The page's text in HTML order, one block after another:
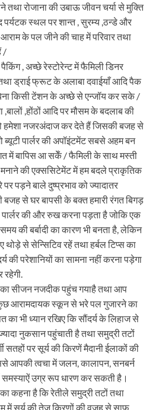
तथा रोजाना की उबाऊ जीवन चर्या से मुक्ति
पर्यटक स्थल पर शान्त , सुरम्य ,ठन्डे और
के पल जीने की चाह में परिवार तथा
/
, अच्छे रेस्टोरेन्ट में फैमिली डिनर
ड्राई फ्रूट के अलाबा दवाईयाँ आदि पैक
किसी टेंशन के अच्छे से एन्जॉय कर सके /
,होंठों आदि पर मौसम के बदलाब की
हमेशा नजरअंदाज कर देते हैं जिसकी बजह से
ब्यूटी पार्लर की अपॉइंटमेंट सबसे अहम बन
में बापिस आ सकेँ / फैमिली के साथ मस्ती
की एक्ससिटेमेंट में हम बदले प्राकृतिक
पर पड़ने बाले दुष्प्रभाव को ज्यादातर
से घर बापसी के बक्त हमारी रंगत बिगड़
पार्लर की और रुख करना पड़ता है जोकि एक
की बर्बादी का कारण भी बनता है, लेकिन
से सेन्सिटिव रहें तथा हर्बल टिप्स का
परेशानियों का सामना नहीं करना पड़ेगा
का सीजन नजदीक पहुंच गयाहै तथा आप
कुछ आरामदायक स्कून से भरे पल गुजारने का
का भी ध्यान रखिए कि सौंदर्य के लिहाज से
नुकसान पहुंचाती है तथा समुद्री तटों
सतहों पर सूर्य की किरणें मैदानी ईलाकों की
आपकी त्वचा में जलन, कालापन, सनबर्न
समस्याऐं उग्र रूप धारण कर सकती है।
कहना है कि रेतीले समुद्री तटों तथा
में सूर्य की तेज किरणों की वजह से साफ